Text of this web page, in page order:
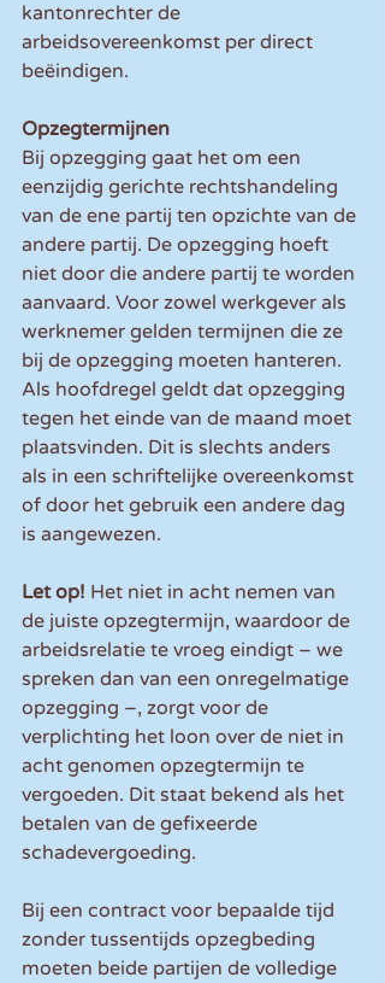
kantonrechter de
arbeidsovereenkomst per direct
beëindigen.
Opzegtermijnen
Bij opzegging gaat het om een
eenzijdig gerichte rechtshandeling
van de ene partij ten opzichte van de
andere partij. De opzegging hoeft
niet door die andere partij te worden
aanvaard. Voor zowel werkgever als
werknemer gelden termijnen die ze
bij de opzegging moeten hanteren.
Als hoofdregel geldt dat opzegging
tegen het einde van de maand moet
plaatsvinden. Dit is slechts anders
als in een schriftelijke overeenkomst
of door het gebruik een andere dag
is aangewezen.
Let op! Het niet in acht nemen van
de juiste opzegtermijn, waardoor de
arbeidsrelatie te vroeg eindigt – we
spreken dan van een onregelmatige
opzegging –, zorgt voor de
verplichting het loon over de niet in
acht genomen opzegtermijn te
vergoeden. Dit staat bekend als het
betalen van de gefixeerde
schadevergoeding.
Bij een contract voor bepaalde tijd
zonder tussentijds opzegbeding
moeten beide partijen de volledige